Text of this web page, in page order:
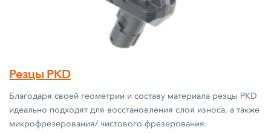
Резцы PKD
Благодаря своей геометрии и составу материала резцы PKD
идеально подходят для восстановления слоя износа, а также
микрофрезерования/ чистового фрезерования.